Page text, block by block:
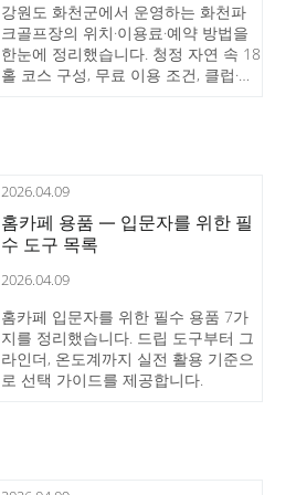
강원도 화천군에서 운영하는 화천파
크골프장의 위치·이용료·예약 방법을
한눈에 정리했습니다. 청정 자연 속 18
홀 코스 구성, 무료 이용 조건, 클럽·공
2026.04.09
홈카페 용품 — 입문자를 위한 필
수 도구 목록
2026.04.09
홈카페 입문자를 위한 필수 용품 7가
지를 정리했습니다. 드립 도구부터 그
라인더, 온도계까지 실전 활용 기준으
로 선택 가이드를 제공합니다.